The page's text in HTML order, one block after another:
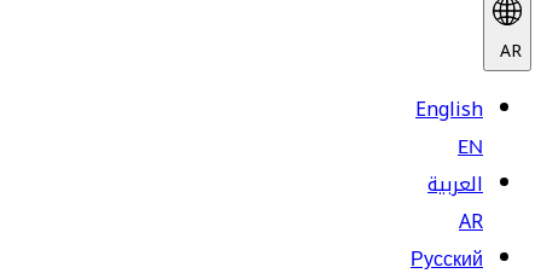
AR
English
EN
العربية
AR
Русский